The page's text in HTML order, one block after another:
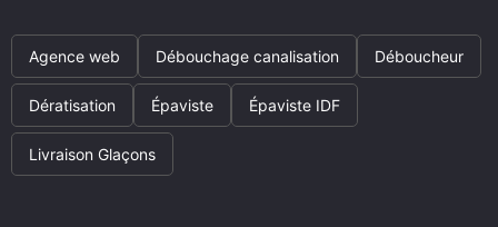
Agence web Débouchage canalisation Déboucheur
Dératisation Épaviste Épaviste IDF
Livraison Glaçons